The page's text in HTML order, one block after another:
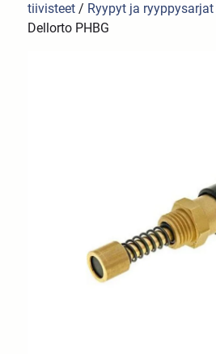
tiivisteet / Ryypyt ja ryyppysarjat
Dellorto PHBG